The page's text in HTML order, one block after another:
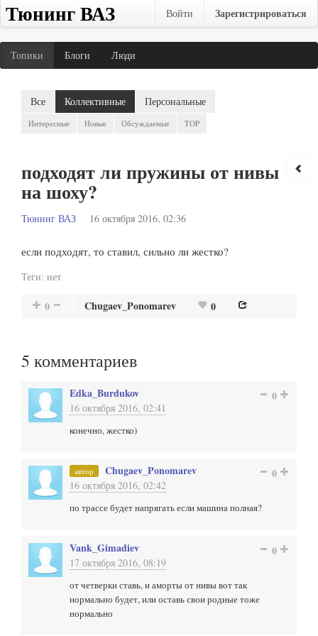
Тюнинг ВАЗ Войти Зарегистрироваться
Топики Блоги Люди
Все Коллективные Персональные
Интересные Новые Обсуждаемые TOP
подходят ли пружины от нивы
на шоху?
Тюнинг ВАЗ 16 октября 2016, 02:36
если подходят, то ставил, сильно ли жестко?
Теги: нет
0 Chugaev_Ponomarev 0
5 комментариев
Edka_Burdukov
16 октября 2016, 02:41
0
конечно, жестко)
автор Chugaev_Ponomarev
16 октября 2016, 02:42
0
по трассе будет напрягать если машина полная?
Vank_Gimadiev
17 октября 2016, 08:19
0
от четверки ставь, и аморты от нивы вот так
нормально будет, или оставь свои родные тоже
нормально